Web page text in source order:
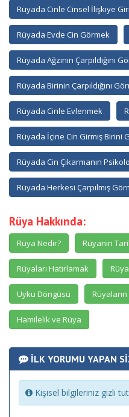
Rüyada Cinle Cinsel İlişkiye
Rüyada Evde Cin Görmek
Rüyada Ağzının Çarpıldığını
Rüyada Birinin Çarpıldığını
Rüyada Cinle Evlenmek
Rüyada İçine Cin Girmiş Birini
Rüyada Cin Çıkarmanın
Rüyada Herkesi Çarpılmış
Rüya Hakkında:
Rüya Nedir? Rüyanın
Rüyaları Hatırlamak
Uyku Döngüsü
Hamilelik ve Rüya
İLK YORUMU YAPAN
Kişisel bilgileriniz gizli